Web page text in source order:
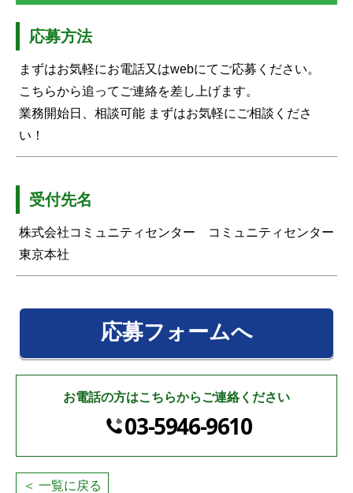
応募方法
まずはお気軽にお電話又はwebにてご応募ください。
こちらから追ってご連絡を差し上げます。
業務開始日、相談可能 まずはお気軽にご相談くださ
い！
受付先名
株式会社コミュニティセンター コミュニティセンター
東京本社
応募フォームへ
お電話の方はこちらからご連絡ください
03-5946-9610
＜ 一覧に戻る